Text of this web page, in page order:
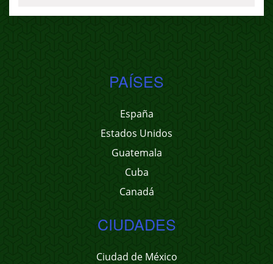
PAÍSES
España
Estados Unidos
Guatemala
Cuba
Canadá
CIUDADES
Ciudad de México